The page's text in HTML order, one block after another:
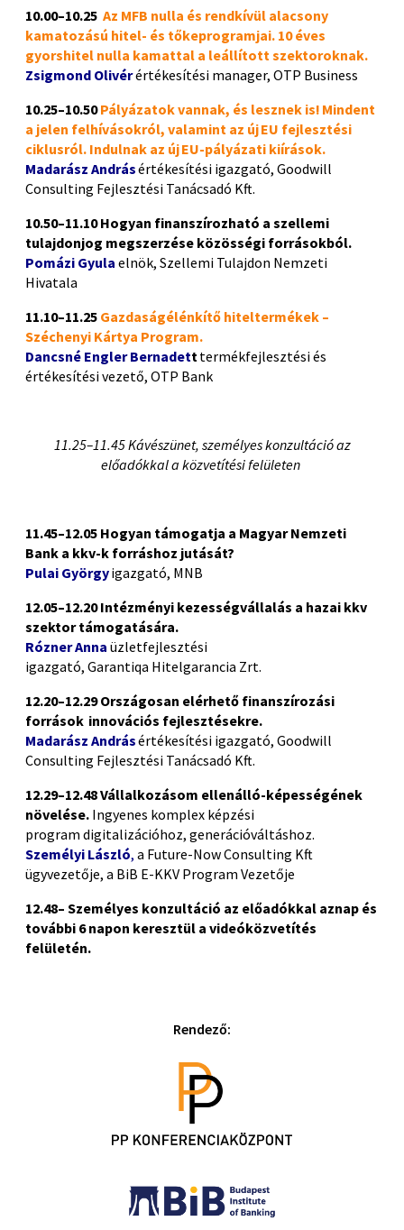
10.00–10.25 Az MFB nulla és rendkívül alacsony
kamatozású hitel- és tőkeprogramjai. 10 éves
gyorshitel nulla kamattal a leállított szektoroknak.
Zsigmond Olivérértékesítési manager, OTP Business
10.25–10.50 Pályázatok vannak, és lesznek is! Mindent
a jelen felhívásokról, valamint az új EU fejlesztési
ciklusról. Indulnak az új EU-pályázati kiírások.
Madarász Andrásértékesítési igazgató, Goodwill
Consulting Fejlesztési Tanácsadó Kft.
10.50–11.10 Hogyan finanszírozható a szellemi
tulajdonjog megszerzése közösségi forrásokból.
Pomázi Gyula elnök, Szellemi Tulajdon Nemzeti
Hivatala
11.10–11.25 Gazdaságélénkítő hiteltermékek –
Széchenyi Kártya Program.
Dancsné EnglerBernadetttermékfejlesztési és
értékesítési vezető, OTP Bank
11.25–11.45Kávészünet, személyes konzultáció az
előadókkal a közvetítési felületen
11.45–12.05 Hogyan támogatja a Magyar Nemzeti
Bank a kkv-k forráshoz jutását?
Pulai Györgyigazgató, MNB
12.05–12.20 Intézményi kezességvállalás a hazai kkv
szektor támogatására.
RóznerAnna üzletfejlesztési
igazgató, Garantiqa Hitelgarancia Zrt.
12.20–12.29 Országosan elérhető finanszírozási
források innovációs fejlesztésekre.
Madarász Andrásértékesítési igazgató, Goodwill
Consulting Fejlesztési Tanácsadó Kft.
12.29–12.48Vállalkozásom ellenálló-képességének
növelése. Ingyenes komplex képzési
program digitalizációhoz, generációváltáshoz.
Személyi László, a Future-NowConsulting Kft
ügyvezetője, a BiB E-KKV Program Vezetője
12.48– Személyes konzultáció az előadókkal aznap és
további 6 napon keresztül a videóközvetítés
felületén.
Rendező: